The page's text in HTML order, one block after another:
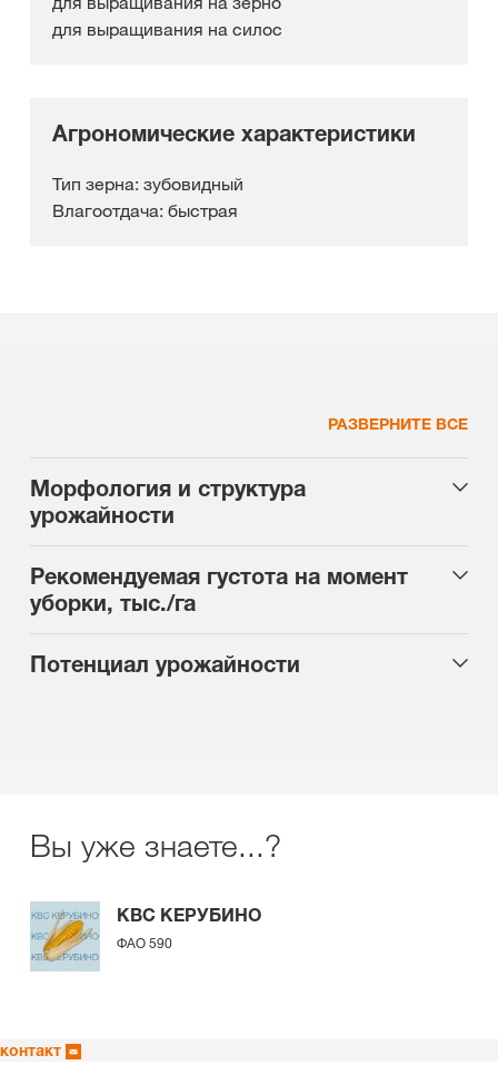
для выращивания на силос
Агрономические характеристики
Тип зерна: зубовидный
Влагоотдача: быстрая
РАЗВЕРНИТЕ ВСЕ
Морфология и структура
урожайности
Рекомендуемая густота на момент
уборки, тыс./га
Потенциал урожайности
Вы уже знаете...?
КВС КЕРУБИНО
ФАО 590
контакт